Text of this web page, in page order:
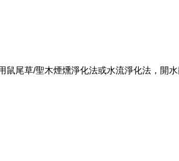
尾草/聖木煙燻淨化法或水流淨化法，開